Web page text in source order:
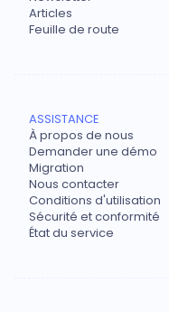
Articles
Feuille de route
ASSISTANCE
À propos de nous
Demander une démo
Migration
Nous contacter
Conditions d'utilisation
Sécurité et conformité
État du service